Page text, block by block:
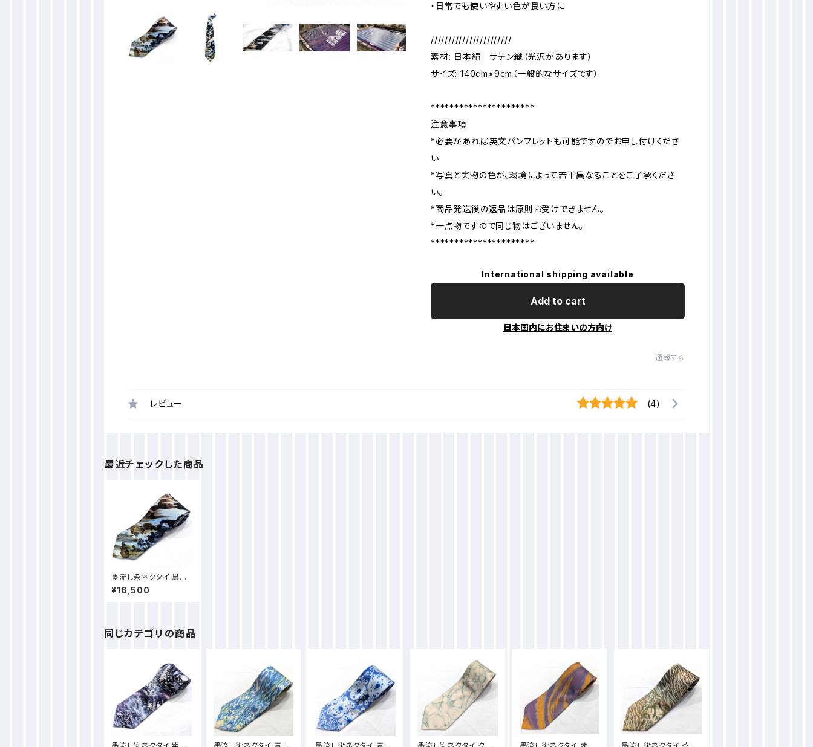
・日常でも使いやすい色が良い方に
///////////////////////
素材: 日本絹 サテン織（光沢があります）
サイズ: 140cm×9cm（一般的なサイズです）
**********************
注意事項
*必要があれば英文パンフレットも可能ですのでお申し付けくださ
い
*写真と実物の色が、環境によって若干異なることをご了承くださ
い。
*商品発送後の返品は原則お受けできません。
*一点物ですので同じ物はございません。
**********************
International shipping available
Add to cart
日本国内にお住まいの方向け
通報する
レビュー (4)
最近チェックした商品
墨流し染ネクタイ 黒モ
ダン風-NN56
¥16,500
同じカテゴリの商品